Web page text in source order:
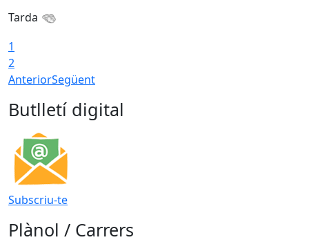
Tarda
1
2
AnteriorSegüent
Butlletí digital
Subscriu-te
Plànol / Carrers